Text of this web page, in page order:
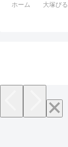
ホーム 大塚びる